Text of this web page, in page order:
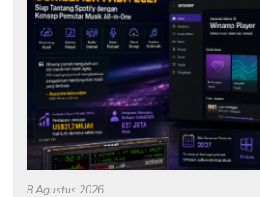
8 Agustus 2026